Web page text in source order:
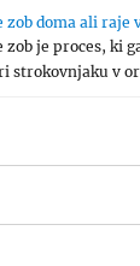
zob doma ali raje
zob je proces, ki
strokovnjaku v